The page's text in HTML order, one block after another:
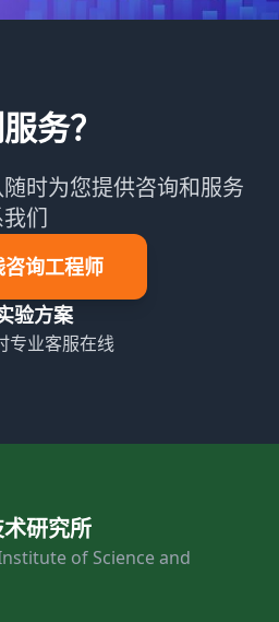
务？
时为您提供咨询和服务
们
咨询工程师
验方案
专业客服在线
研究所
of Science and